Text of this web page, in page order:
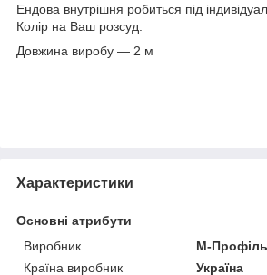
Ендова внутрішня робиться під
Колір на Ваш розсуд.
Довжина виробу — 2 м
Характеристики
Основні атрибути
Виробник
М-Профіль
Країна виробник
Україна